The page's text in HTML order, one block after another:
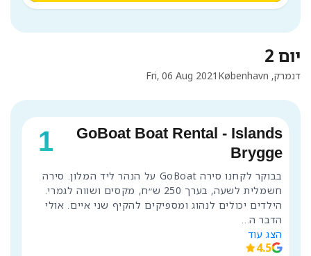
יום 2
Fri, 06 Aug 2021 דנמרק, København
1
GoBoat Boat Rental - Islands
Brygge
בבוקר לקחנו סירה GoBoat על הנהר ליד המלון. סירה
הילדים יכולים לנהוג ומספיקים להקיף שני איים. אולי
הדבר ה...
הצג עוד
4.5